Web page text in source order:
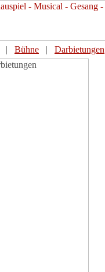
| Bühne | Darbietungen